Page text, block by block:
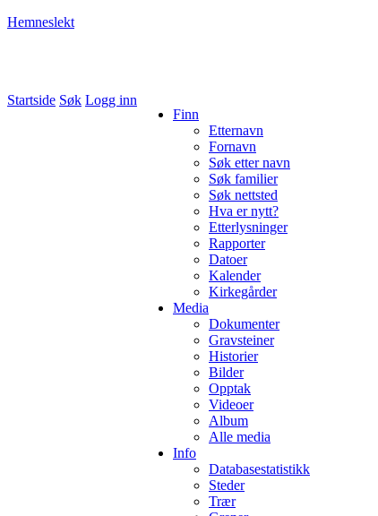
Hemneslekt
Startside Søk Logg inn
Finn
Etternavn
Fornavn
Søk etter navn
Søk familier
Søk nettsted
Hva er nytt?
Etterlysninger
Rapporter
Datoer
Kalender
Kirkegårder
Media
Dokumenter
Gravsteiner
Historier
Bilder
Opptak
Videoer
Album
Alle media
Info
Databasestatistikk
Steder
Trær